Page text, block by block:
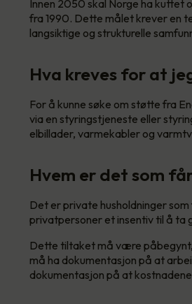
Innen 2050 skal Norge ha kuttet
fra 1990. Dette målet krever en
langsiktige og strukturelle
Hva kreves for at
For å kunne søke om støtte fra
via en styringstjeneste eller
elbillader, varmekabler og
Hvem er det som
Det er private husholdninger
privatpersoner et insentiv til å ta
Dette tiltaket må være
må ha dokumentasjon på at
dokumentasjon på at